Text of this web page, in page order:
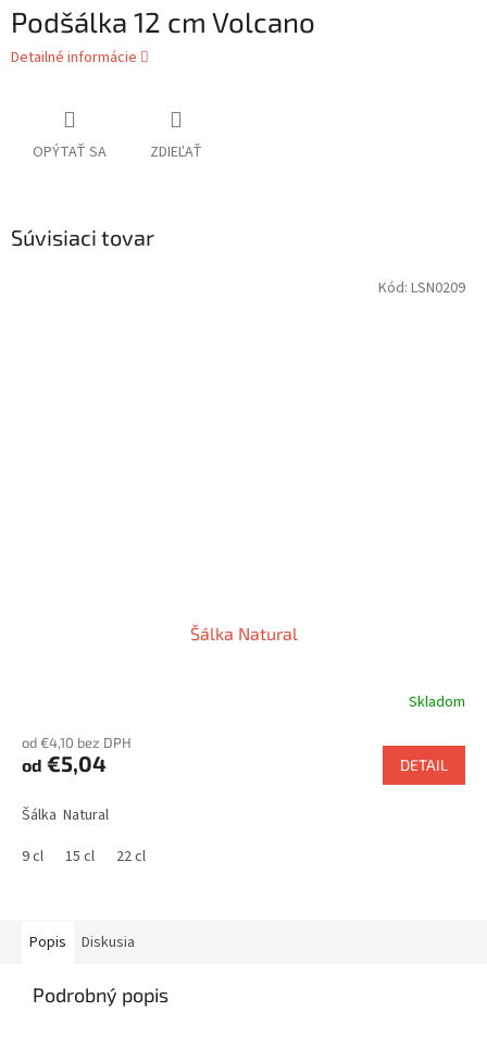
Podšálka 12 cm Volcano
Detailné informácie
OPÝTAŤ SA ZDIEĽAŤ
Súvisiaci tovar
Šálka Natural
Skladom
od €4,10 bez DPH
od €5,04 DETAIL
Šálka Natural
9 cl
15 cl 22 cl
Kód: LSN0209
Popis Diskusia
Podrobný popis